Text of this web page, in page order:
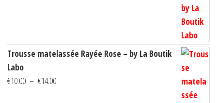
Trousse matelassée Rayée Rose – by La Boutik
Labo
€10.00 – €14.00Plage